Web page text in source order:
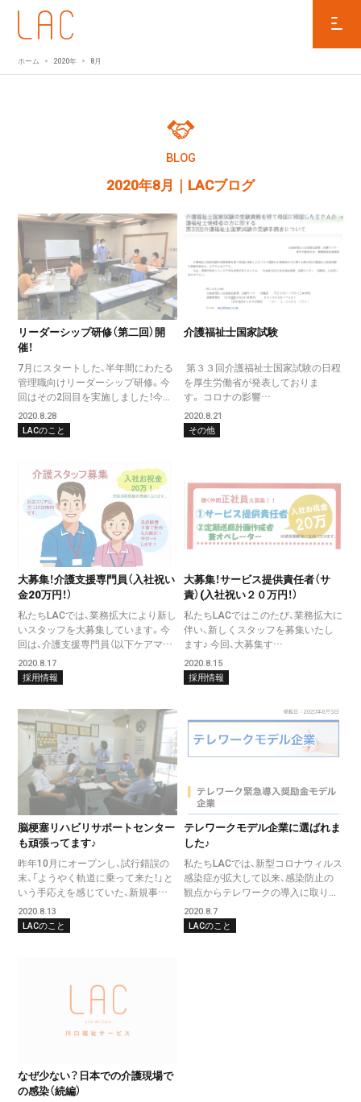
ホーム 2020年 8月
BLOG
2020年8月 ｜LACブログ
リーダーシップ研修（第二回）開
催！
7月にスタートした、半年間にわたる
管理職向けリーダーシップ研修。今
回はその2回目を実施しました！今...
2020.8.28
LACのこと
介護福祉士国家試験
第３３回介護福祉士国家試験の日程
を厚生労働省が発表しておりま
す。 コロナの影響…
2020.8.21
その他
大募集！介護支援専門員（入社祝い
金20万円！）
私たちLACでは、業務拡大により新し
いスタッフを大募集しています。今
回は、介護支援専門員（以下ケアマ…
2020.8.17
採用情報
大募集！サービス提供責任者（サ
責）(入社祝い２０万円！）
私たちLACではこのたび、業務拡大に
伴い、新しくスタッフを募集いたし
ます♪ 今回、大募集す…
2020.8.15
採用情報
脳梗塞リハビリサポートセンター
も頑張ってます♪
昨年10月にオープンし、試行錯誤の
末、「ようやく軌道に乗って来た！」と
いう手応えを感じていた、新規事…
2020.8.13
LACのこと
テレワークモデル企業に選ばれま
した♪
私たちLACでは、新型コロナウィルス
感染症が拡大して以来、感染防止の
観点からテレワークの導入に取り...
2020.8.7
LACのこと
なぜ少ない？日本での介護現場で
の感染（続編）